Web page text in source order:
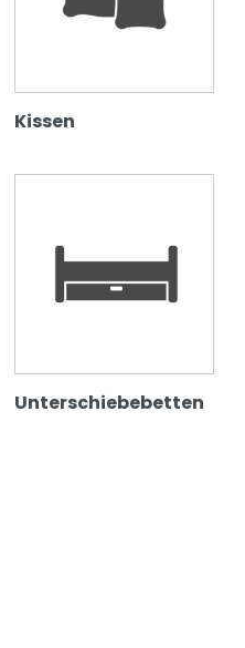
Kissen
Unterschiebebetten